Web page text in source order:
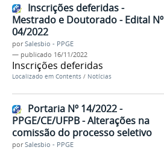
Inscrições deferidas -
Mestrado e Doutorado - Edital Nº
04/2022
porSalesbio - PPGE
— publicado 16/11/2022
Inscrições deferidas
Localizado em Contents / Notícias
Portaria Nº 14/2022 -
PPGE/CE/UFPB - Alterações na
comissão do processo seletivo
porSalesbio - PPGE